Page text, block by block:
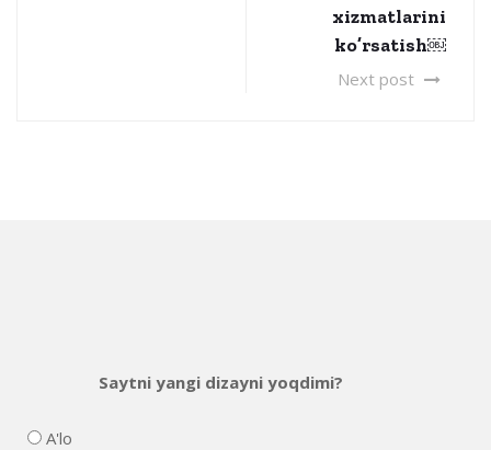
xizmatlarini
ko’rsatish￼
Next post
Saytni yangi dizayni yoqdimi?
A'lo